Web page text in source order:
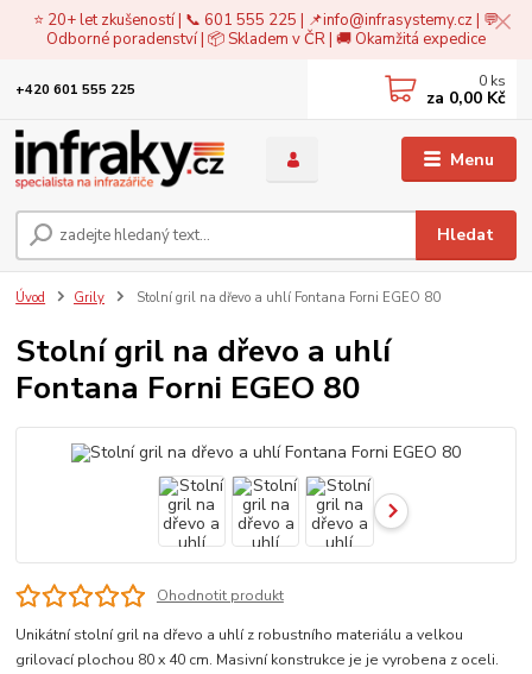
⭐ 20+ let zkušeností | 📞 601 555 225 | 📌info@infrasystemy.cz| 💬
Odborné poradenství | 📦 Skladem v ČR | 🚚 Okamžitá expedice
Menu
Hledat
+420 601 555 225 0 ks
za 0,00 Kč
Úvod Grily Stolní gril na dřevo a uhlí Fontana Forni EGEO 80
Stolní gril na dřevo a uhlí
Fontana Forni EGEO 80
Ohodnotit produkt
Unikátní stolní gril na dřevo a uhlí z robustního materiálu a velkou
grilovací plochou 80 x 40 cm. Masivní konstrukce je je vyrobena z oceli.